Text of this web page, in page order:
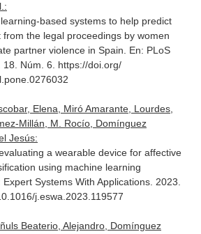
based systems to help predict
the legal proceedings by women
partner violence in Spain. En: PLoS
18. Núm. 6. https://doi.org/
Elena, Miró Amarante, Lourdes,
Millán, M. Rocío, Domínguez
Jesús:
a wearable device for affective
using machine learning
Expert Systems With Applications. 2023.
j.eswa.2023.119577
Beaterio, Alejandro, Domínguez